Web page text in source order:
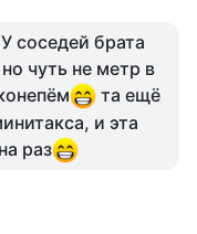
соседей брата
чуть не метр в
та ещё
и эта
раз